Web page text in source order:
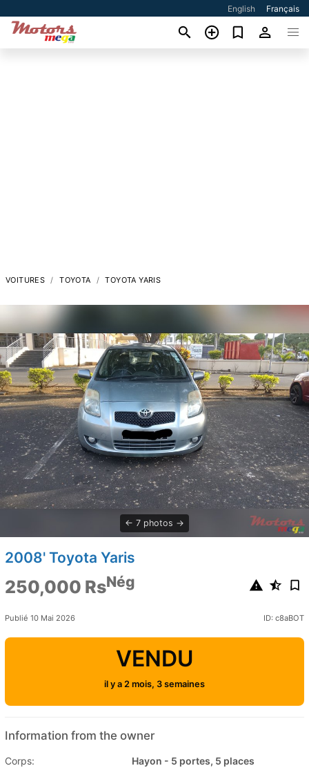
English Français
VOITURES TOYOTA TOYOTA YARIS
7 photos
2008' Toyota Yaris
250,000 RsNég
Publié 10 Mai 2026 ID: c8aBOT
VENDU
il y a 2 mois, 3 semaines
Information from the owner
Corps:
Hayon - 5 portes, 5 places